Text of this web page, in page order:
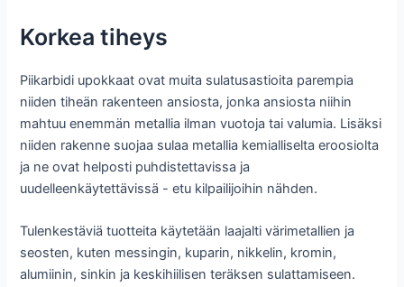
Korkea tiheys
Piikarbidi upokkaat ovat muita sulatusastioita parempia
niiden tiheän rakenteen ansiosta, jonka ansiosta niihin
mahtuu enemmän metallia ilman vuotoja tai valumia. Lisäksi
niiden rakenne suojaa sulaa metallia kemialliselta eroosiolta
ja ne ovat helposti puhdistettavissa ja
uudelleenkäytettävissä - etu kilpailijoihin nähden.
Tulenkestäviä tuotteita käytetään laajalti värimetallien ja
seosten, kuten messingin, kuparin, nikkelin, kromin,
alumiinin, sinkin ja keskihiilisen teräksen sulattamiseen.